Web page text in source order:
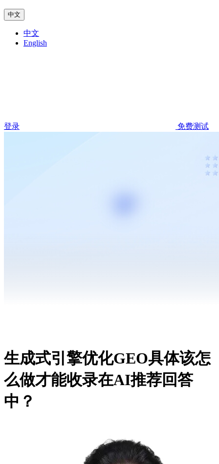
中文
中文
English
登录 免费测试
生成式引擎优化GEO具体该怎
么做才能收录在AI推荐回答
中？